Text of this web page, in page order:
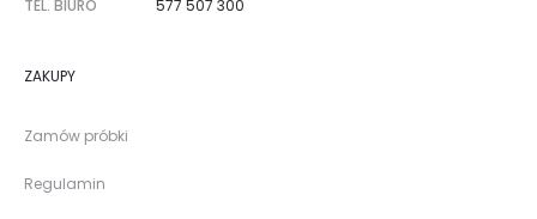
TEL. BIURO
577 507 300
ZAKUPY
Zamów próbki
Regulamin